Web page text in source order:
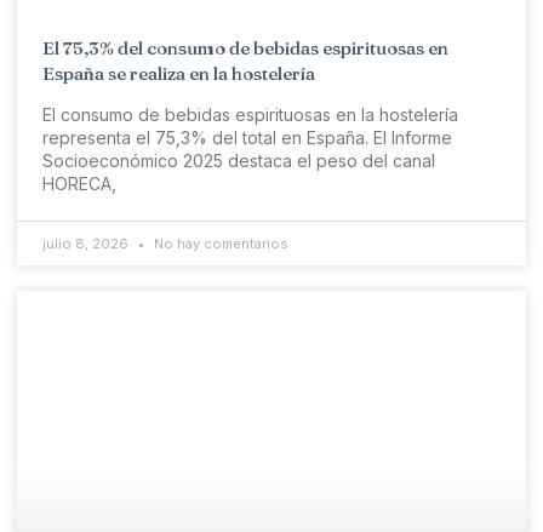
El 75,3% del consumo de bebidas espirituosas en
España se realiza en la hostelería
El consumo de bebidas espirituosas en la hostelería
representa el 75,3% del total en España. El Informe
Socioeconómico 2025 destaca el peso del canal
HORECA,
julio 8, 2026 No hay comentarios